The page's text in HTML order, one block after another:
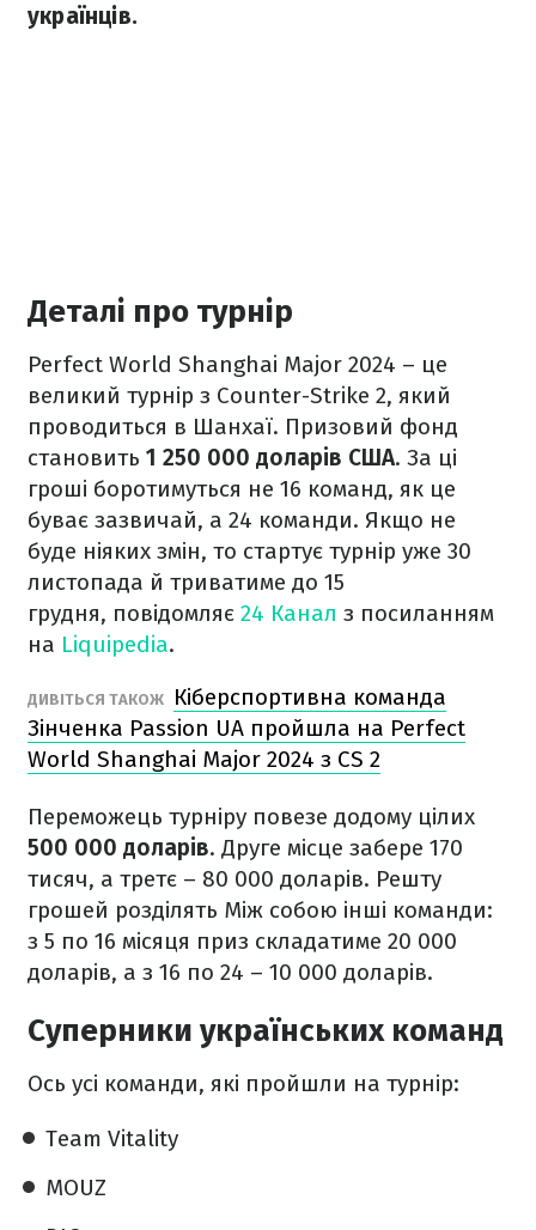
українців.
Деталі про турнір
Perfect World Shanghai Major 2024 – це
великий турнір з Counter-Strike 2, який
проводиться в Шанхаї. Призовий фонд
становить 1 250 000 доларів США. За ці
гроші боротимуться не 16 команд, як це
буває зазвичай, а 24 команди. Якщо не
буде ніяких змін, то стартує турнір уже 30
листопада й триватиме до 15
грудня, повідомляє 24 Канал з посиланням
на Liquipedia.
ДИВІТЬСЯ ТАКОЖ
Кіберспортивна команда
Зінченка Passion UA пройшла на Perfect
World Shanghai Major 2024 з CS 2
Переможець турніру повезе додому цілих
500 000 доларів. Друге місце забере 170
тисяч, а третє – 80 000 доларів. Решту
грошей розділять Між собою інші команди:
з 5 по 16 місяця приз складатиме 20 000
доларів, а з 16 по 24 – 10 000 доларів.
Суперники українських команд
Ось усі команди, які пройшли на турнір:
Team Vitality
MOUZ